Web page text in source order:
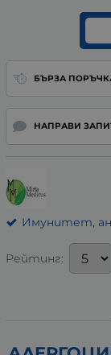
БЪРЗА
НАПРАВИ
Имунитет,
Рейтинг: